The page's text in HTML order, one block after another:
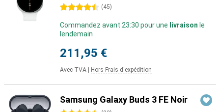
4.5 étoiles (45)
Commandez avant 23:30 pour une livraison le
lendemain
211,95 €
Avec TVA Hors Frais d'expédition
Samsung Galaxy Buds 3 FE Noir